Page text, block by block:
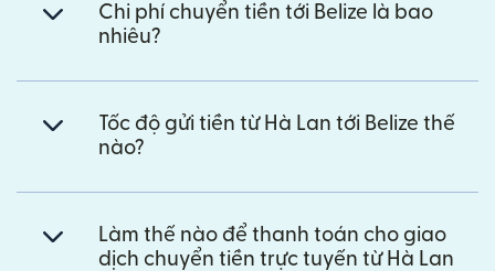
Chi phí chuyển tiền tới Belize là bao
nhiêu?
Tốc độ gửi tiền từ Hà Lan tới Belize thế
nào?
Làm thế nào để thanh toán cho giao
dịch chuyển tiền trực tuyến từ Hà Lan